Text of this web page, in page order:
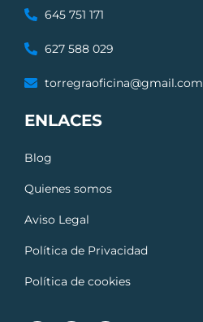
645 751 171
627 588 029
torregraoficina@gmail.com
ENLACES
Blog
Quienes somos
Aviso Legal
Política de Privacidad
Política de cookies